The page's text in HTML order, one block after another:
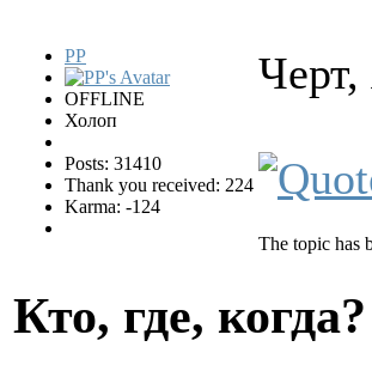
PP
OFFLINE
Холоп
Posts: 31410
Thank you received: 224
Karma: -124
Черт,
The topic has
Кто, где, когда?